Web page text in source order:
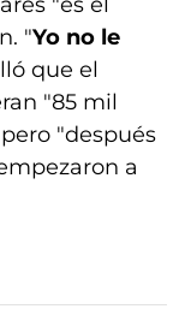
"Yo no le
que el
"85 mil
"después
a